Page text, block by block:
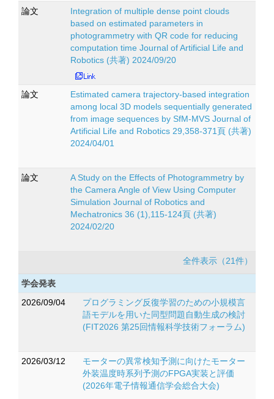
論文
Integration of multiple dense point clouds
based on estimated parameters in
photogrammetry with QR code for reducing
computation time Journal of Artificial Life and
Robotics (共著) 2024/09/20
論文
Estimated camera trajectory-based integration
among local 3D models sequentially generated
from image sequences by SfM-MVS Journal of
Artificial Life and Robotics 29,358-371頁 (共著)
2024/04/01
論文
A Study on the Effects of Photogrammetry by
the Camera Angle of View Using Computer
Simulation Journal of Robotics and
Mechatronics 36 (1),115-124頁 (共著)
2024/02/20
全件表示（21件）
学会発表
2026/09/04
プログラミング反復学習のための小規模言
語モデルを用いた同型問題自動生成の検討
(FIT2026 第25回情報科学技術フォーラム)
2026/03/12
モーターの異常検知予測に向けたモーター
外装温度時系列予測のFPGA実装と評価
(2026年電子情報通信学会総合大会)